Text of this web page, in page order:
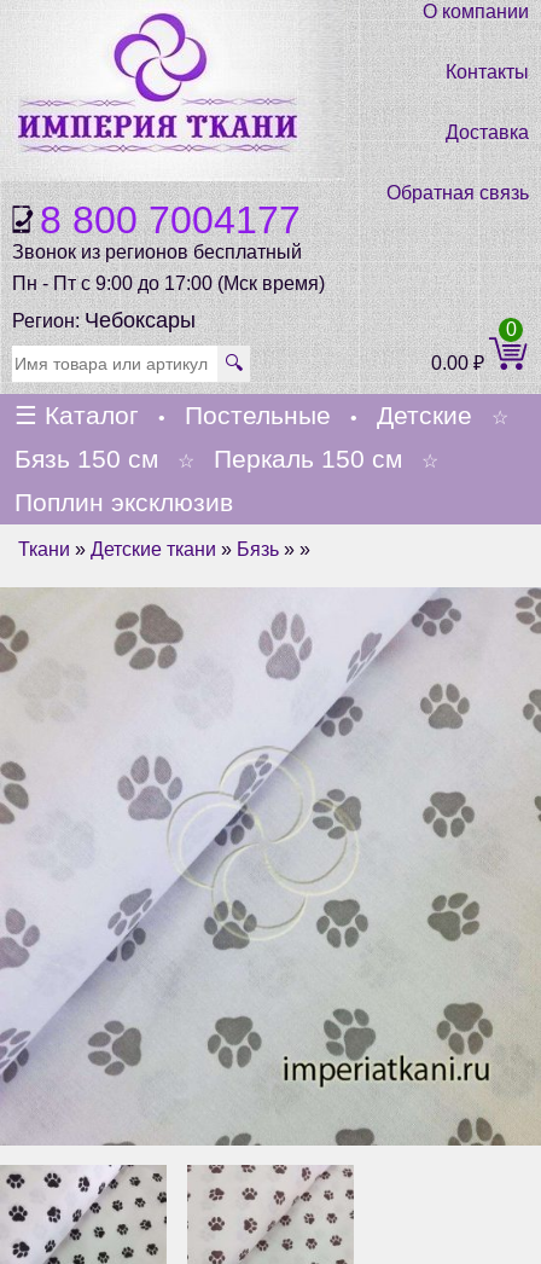
8 800 7004177
Звонок из регионов бесплатный
Пн - Пт с 9:00 до 17:00 (Мск время)
О компании
Контакты
Доставка
Обратная связь
Регион:Чебоксары
🔍 0.00₽
0
☰ Каталог • Постельные • Детские ☆
Бязь 150 см ☆ Перкаль 150 см ☆
Поплин эксклюзив
Ткани » Детские ткани » Бязь » »